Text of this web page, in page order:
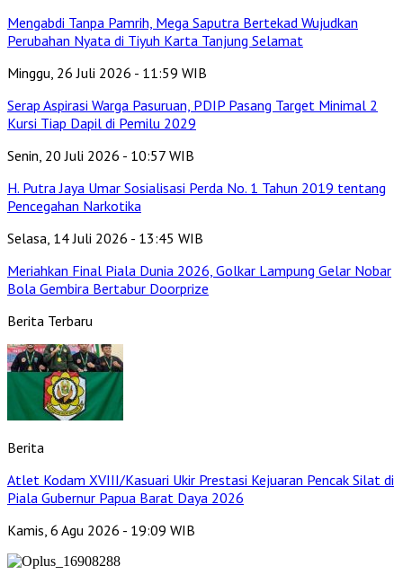
Mengabdi Tanpa Pamrih, Mega Saputra Bertekad Wujudkan
Perubahan Nyata di Tiyuh Karta Tanjung Selamat
Minggu, 26 Juli 2026 - 11:59 WIB
Serap Aspirasi Warga Pasuruan, PDIP Pasang Target Minimal 2
Kursi Tiap Dapil di Pemilu 2029
Senin, 20 Juli 2026 - 10:57 WIB
H. Putra Jaya Umar Sosialisasi Perda No. 1 Tahun 2019 tentang
Pencegahan Narkotika
Selasa, 14 Juli 2026 - 13:45 WIB
Meriahkan Final Piala Dunia 2026, Golkar Lampung Gelar Nobar
Bola Gembira Bertabur Doorprize
Berita Terbaru
Berita
Atlet Kodam XVIII/Kasuari Ukir Prestasi Kejuaran Pencak Silat di
Piala Gubernur Papua Barat Daya 2026
Kamis, 6 Agu 2026 - 19:09 WIB